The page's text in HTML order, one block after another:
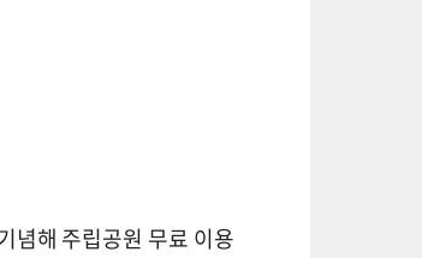
념해 주립공원 무료 이용